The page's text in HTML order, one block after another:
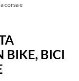
corsa e
BIKE, BICI